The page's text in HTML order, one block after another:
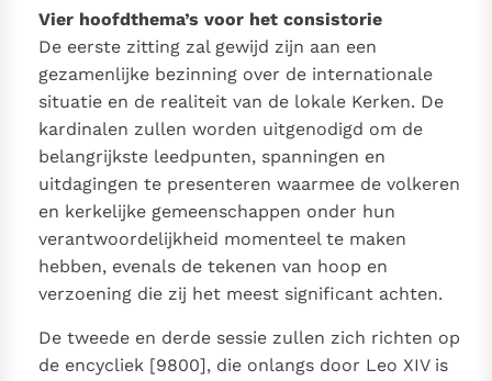
Vier hoofdthema’s voor het consistorie
De eerste zitting zal gewijd zijn aan een
gezamenlijke bezinning over de internationale
situatie en de realiteit van de lokale Kerken. De
kardinalen zullen worden uitgenodigd om de
belangrijkste leedpunten, spanningen en
uitdagingen te presenteren waarmee de volkeren
en kerkelijke gemeenschappen onder hun
verantwoordelijkheid momenteel te maken
hebben, evenals de tekenen van hoop en
verzoening die zij het meest significant achten.
De tweede en derde sessie zullen zich richten op
de encycliek [9800], die onlangs door Leo XIV is